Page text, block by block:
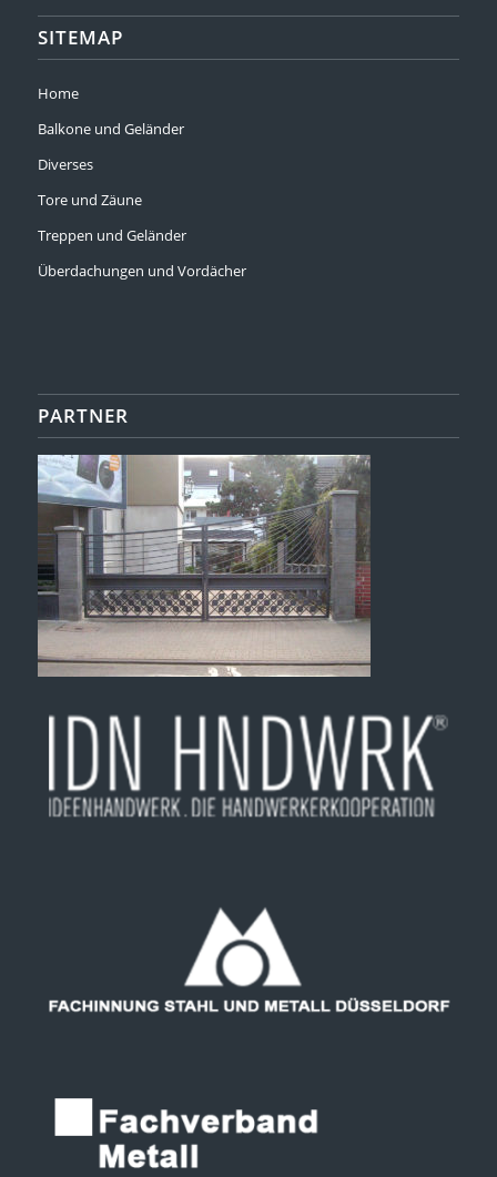
SITEMAP
Home
Balkone und Geländer
Diverses
Tore und Zäune
Treppen und Geländer
Überdachungen und Vordächer
PARTNER